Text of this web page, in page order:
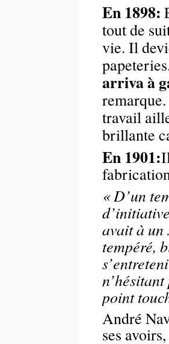
En 1898:
tout de
vie. Il
arriva à
travail
brillante
En 1901:
« D’un
avait à un
tempéré,
point
André
ses